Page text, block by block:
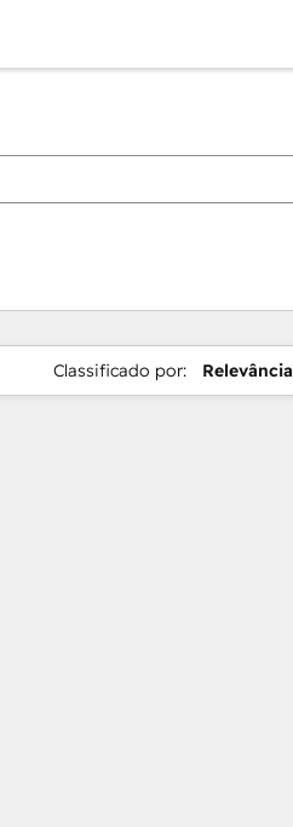
Classificado por: Relevância